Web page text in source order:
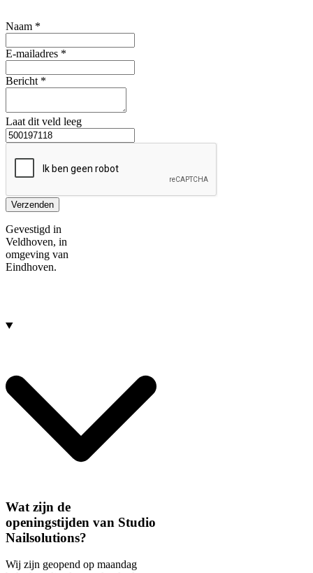
Naam *
E-mailadres *
Bericht *
Laat dit veld leeg
Verzenden
Gevestigd in
Veldhoven, in
omgeving van
Eindhoven.
Wat zijn de
openingstijden van Studio
Nailsolutions?
Wij zijn geopend op maandag